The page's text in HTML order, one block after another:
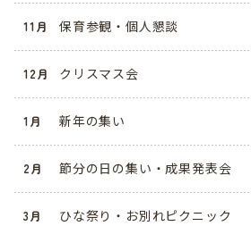
11月 保育参観・個人懇談
12月 クリスマス会
1月 新年の集い
2月 節分の日の集い・成果発表会
3月 ひな祭り・お別れピクニック